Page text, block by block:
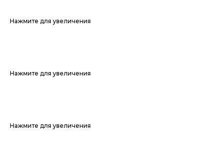
Нажмите для увеличения
Нажмите для увеличения
Нажмите для увеличения